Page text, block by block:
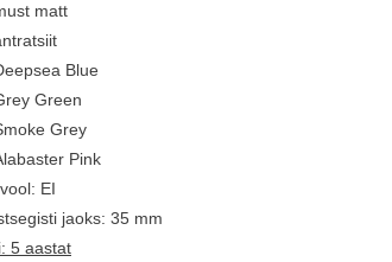
matt
Blue
Green
Grey
Pink
EI
jaoks: 35 mm
5 aastat